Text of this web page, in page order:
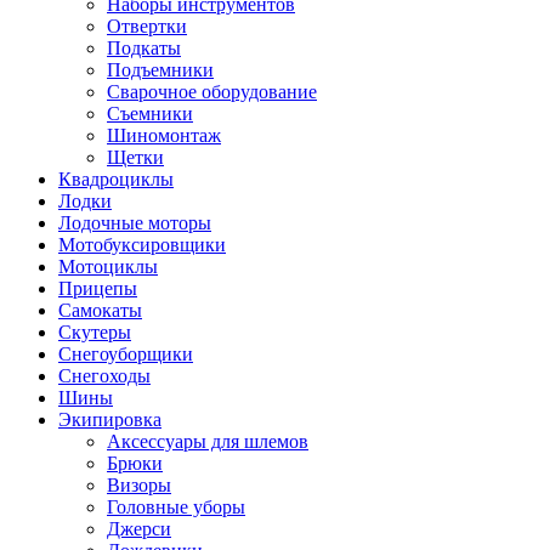
Наборы инструментов
Отвертки
Подкаты
Подъемники
Сварочное оборудование
Съемники
Шиномонтаж
Щетки
Квадроциклы
Лодки
Лодочные моторы
Мотобуксировщики
Мотоциклы
Прицепы
Самокаты
Скутеры
Снегоуборщики
Снегоходы
Шины
Экипировка
Аксессуары для шлемов
Брюки
Визоры
Головные уборы
Джерси